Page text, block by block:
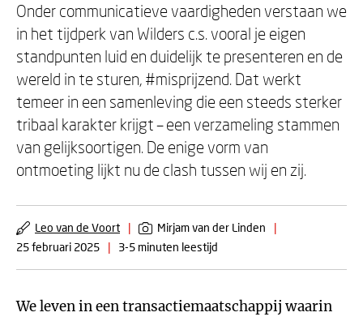
Onder communicatieve vaardigheden verstaan we
in het tijdperk van Wilders c.s. vooral je eigen
standpunten luid en duidelijk te presenteren en de
wereld in te sturen, #misprijzend. Dat werkt
temeer in een samenleving die een steeds sterker
tribaal karakter krijgt – een verzameling stammen
van gelijksoortigen. De enige vorm van
ontmoeting lijkt nu de clash tussen wij en zij.
Leo van de Voort | Mirjam van der Linden
|
25 februari 2025
| 3-5 minuten leestijd
We leven in een transactiemaatschappij waarin